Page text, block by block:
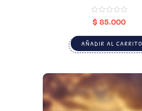
$85.000
AÑADIR AL CARRITO